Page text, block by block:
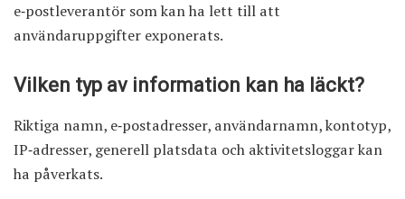
e‑postleverantör som kan ha lett till att
användaruppgifter exponerats.
Vilken typ av information kan ha läckt?
Riktiga namn, e‑postadresser, användarnamn, kontotyp,
IP‑adresser, generell platsdata och aktivitetsloggar kan
ha påverkats.